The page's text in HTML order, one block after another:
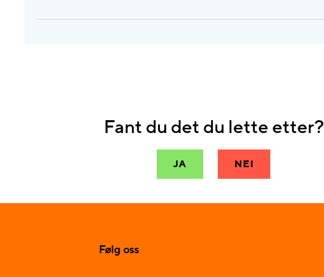
Fant du det du lette etter?
JA NEI
Følg oss